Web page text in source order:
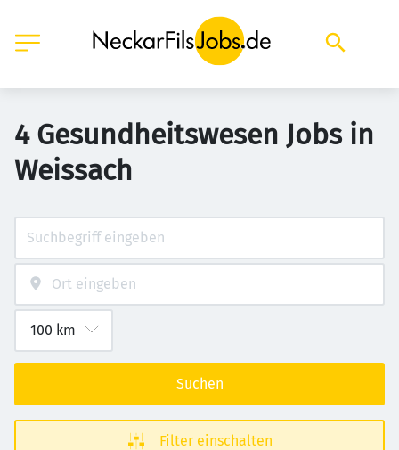
4 Gesundheitswesen Jobs in
Weissach
Suchen
Filter einschalten